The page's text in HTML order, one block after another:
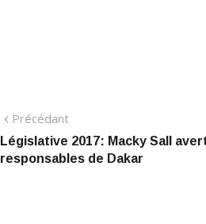
Navigation
de
PrécédantPrécédant:
Législative 2017: Macky Sall
responsables de Dakar